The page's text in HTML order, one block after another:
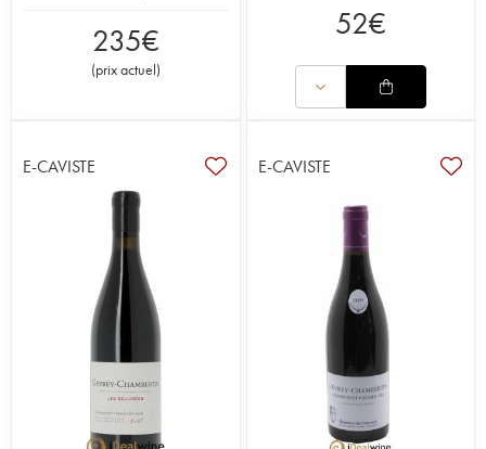
235€
(prix actuel)
52€
E-CAVISTE E-CAVISTE